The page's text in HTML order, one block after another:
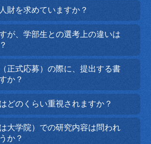
財を求めていますか？
が、学部生との選考上の違いは
正式応募）の際に、提出する書
か？
どのくらい重視されますか？
大学院）での研究内容は問われ
か？